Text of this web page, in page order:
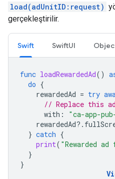
load(adUnitID:request)
gerçekleştirilir.
Swift SwiftUI
func loadRewardedAd()
do {
rewardedAd = try
// Replace this
with :
"ca-app-
rewardedAd?.
} catch {
print( "Rewarded
}
}